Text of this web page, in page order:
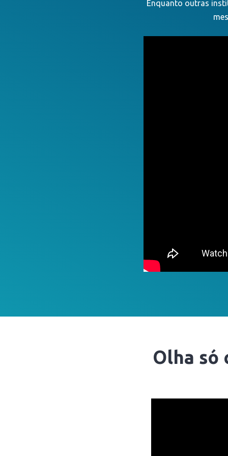
Enquanto outras
Olha só